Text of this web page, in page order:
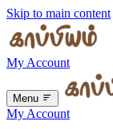
Skip to main content
My Account
Menu
My Account